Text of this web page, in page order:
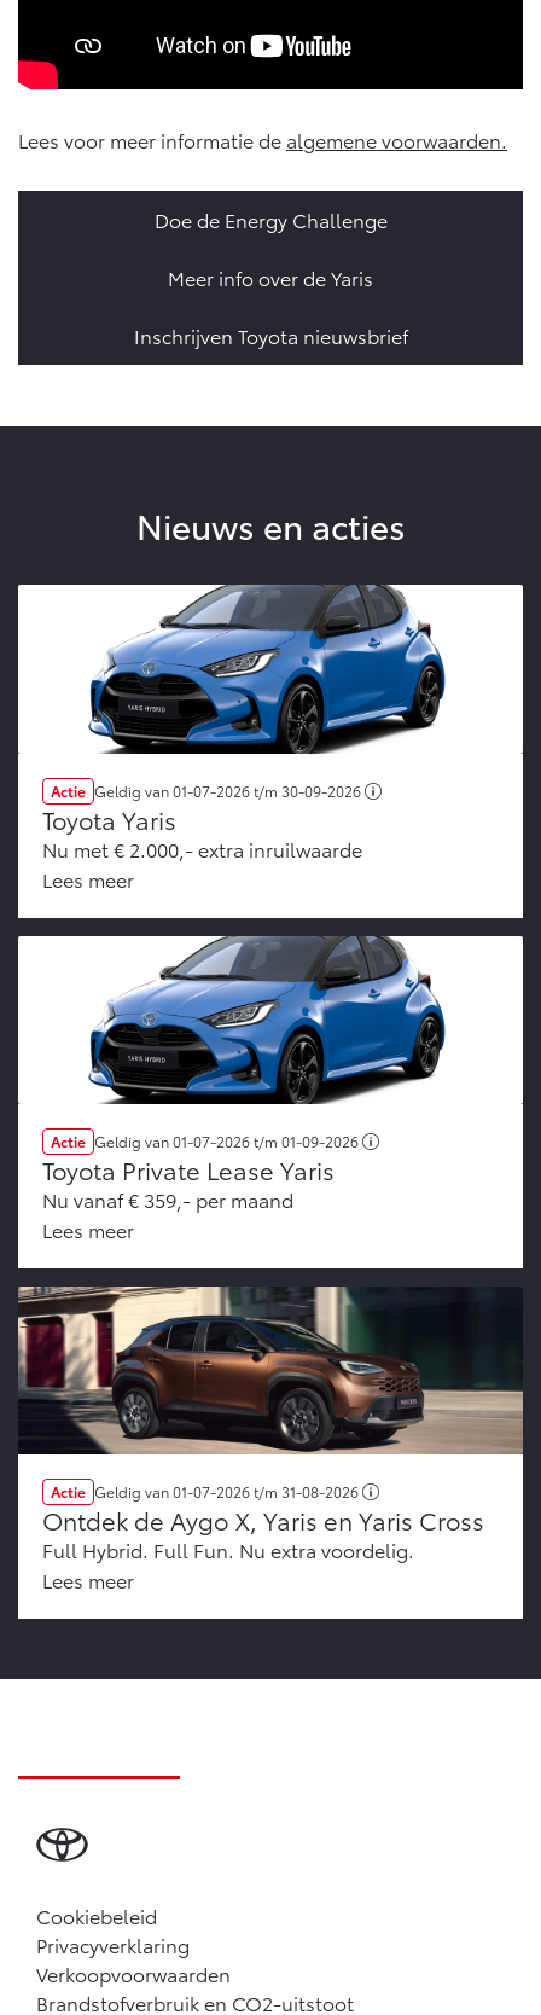
Lees voor meer informatie de algemene voorwaarden.
Doe de Energy Challenge
Meer info over de Yaris
Inschrijven Toyota nieuwsbrief
Nieuws en acties
Actie Geldig van01-07-2026t/m 30-09-2026
Toyota Yaris
Nu met € 2.000,- extra inruilwaarde
Lees meer
Actie Geldig van01-07-2026t/m 01-09-2026
Toyota Private Lease Yaris
Nu vanaf € 359,- per maand
Lees meer
Actie Geldig van01-07-2026t/m 31-08-2026
Ontdek de Aygo X, Yaris en Yaris Cross
Full Hybrid. Full Fun. Nu extra voordelig.
Lees meer
Cookiebeleid
Privacyverklaring
Verkoopvoorwaarden
Brandstofverbruik en CO2-uitstoot